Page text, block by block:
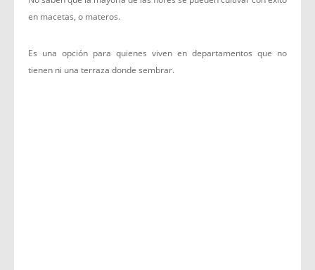
en macetas, o materos.
Es una opción para quienes viven en departamentos que no
tienen ni una terraza donde sembrar.